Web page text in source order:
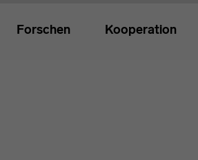
Forschen Kooperation